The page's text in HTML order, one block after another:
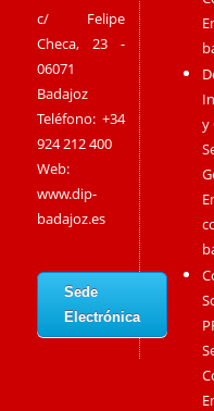
c/ Felipe
Checa, 23 -
06071
Badajoz
Teléfono: +34
924 212 400
Web:
www.dip-
badajoz.es
Sede
Electrónica
y